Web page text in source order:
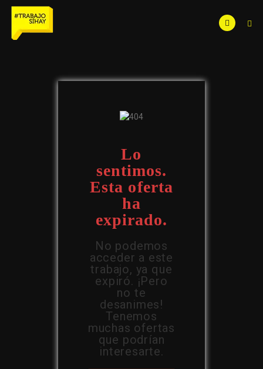
Lo
sentimos.
Esta oferta
ha
expirado.
No podemos
acceder a este
trabajo, ya que
expiró. ¡Pero
no te
desanimes!
Tenemos
muchas ofertas
que podrían
interesarte.